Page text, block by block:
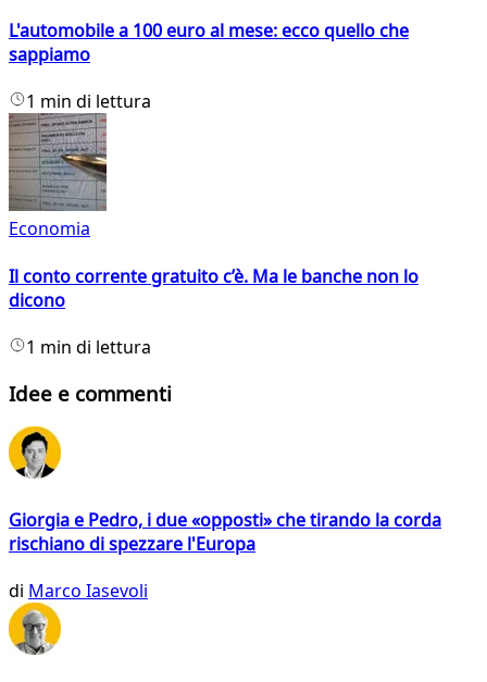
L'automobile a 100 euro al mese: ecco quello che
sappiamo
1 min di lettura
Economia
Il conto corrente gratuito c’è. Ma le banche non lo
dicono
1 min di lettura
Idee e commenti
Giorgia e Pedro, i due «opposti» che tirando la corda
rischiano di spezzare l'Europa
di Marco Iasevoli